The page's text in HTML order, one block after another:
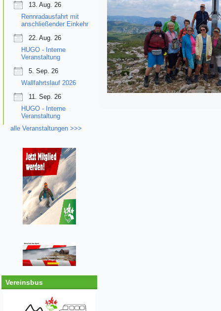
13. Aug. 26
Rennradausfahrt mit
anschließender Einkehr
22. Aug. 26
HUGO - Interne
Veranstaltung
5. Sep. 26
Wallfahrtslauf 2026
11. Sep. 26
HUGO - Interne
Veranstaltung
alle Veranstaltungen >>>
Vereinsbus